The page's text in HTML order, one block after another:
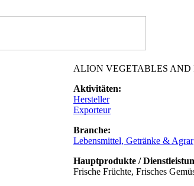
ALION VEGETABLES AND
Aktivitäten:
Hersteller
Exporteur
Branche:
Lebensmittel, Getränke & Agrar
Hauptprodukte /
Frische Früchte, Frisches